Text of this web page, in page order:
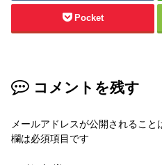
Pocket
コメントを残す
メールアドレスが公開されること
欄は必須項目です